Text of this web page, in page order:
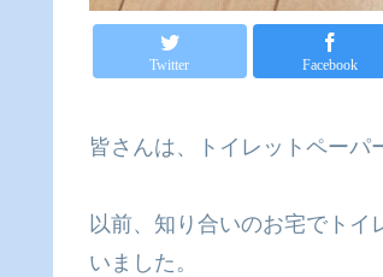
Twitter Facebook
皆さんは、トイレットペーパ
以前、知り合いのお宅でト
いました。